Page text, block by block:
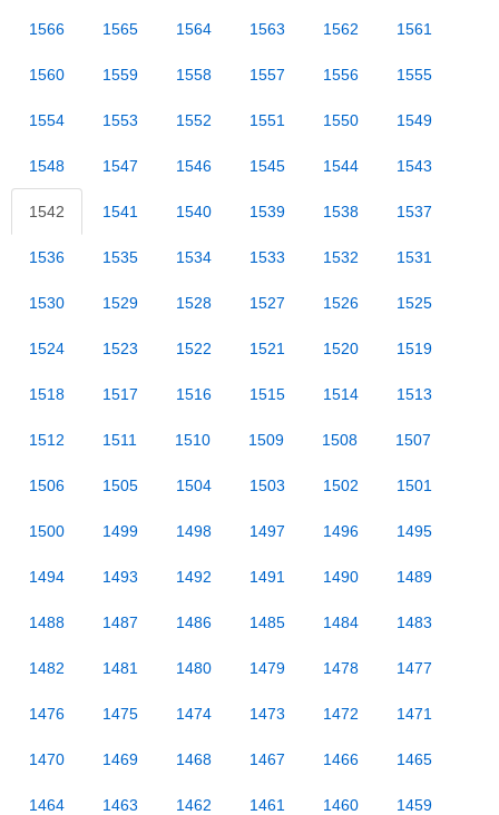
1566 1565 1564 1563 1562 1561
1560 1559 1558 1557 1556 1555
1554 1553 1552 1551 1550 1549
1548 1547 1546 1545 1544 1543
1542 1541 1540 1539 1538 1537
1536 1535 1534 1533 1532 1531
1530 1529 1528 1527 1526 1525
1524 1523 1522 1521 1520 1519
1518 1517 1516 1515 1514 1513
1512 1511 1510 1509 1508 1507
1506 1505 1504 1503 1502 1501
1500 1499 1498 1497 1496 1495
1494 1493 1492 1491 1490 1489
1488 1487 1486 1485 1484 1483
1482 1481 1480 1479 1478 1477
1476 1475 1474 1473 1472 1471
1470 1469 1468 1467 1466 1465
1464 1463 1462 1461 1460 1459